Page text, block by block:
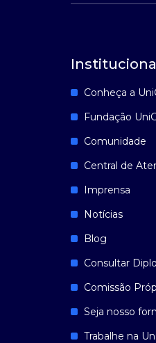
Conheça a
Fundação
Comunidade
Central de
Imprensa
Notícias
Blog
Consultar
Comissão
Seja nosso
Trabalhe na